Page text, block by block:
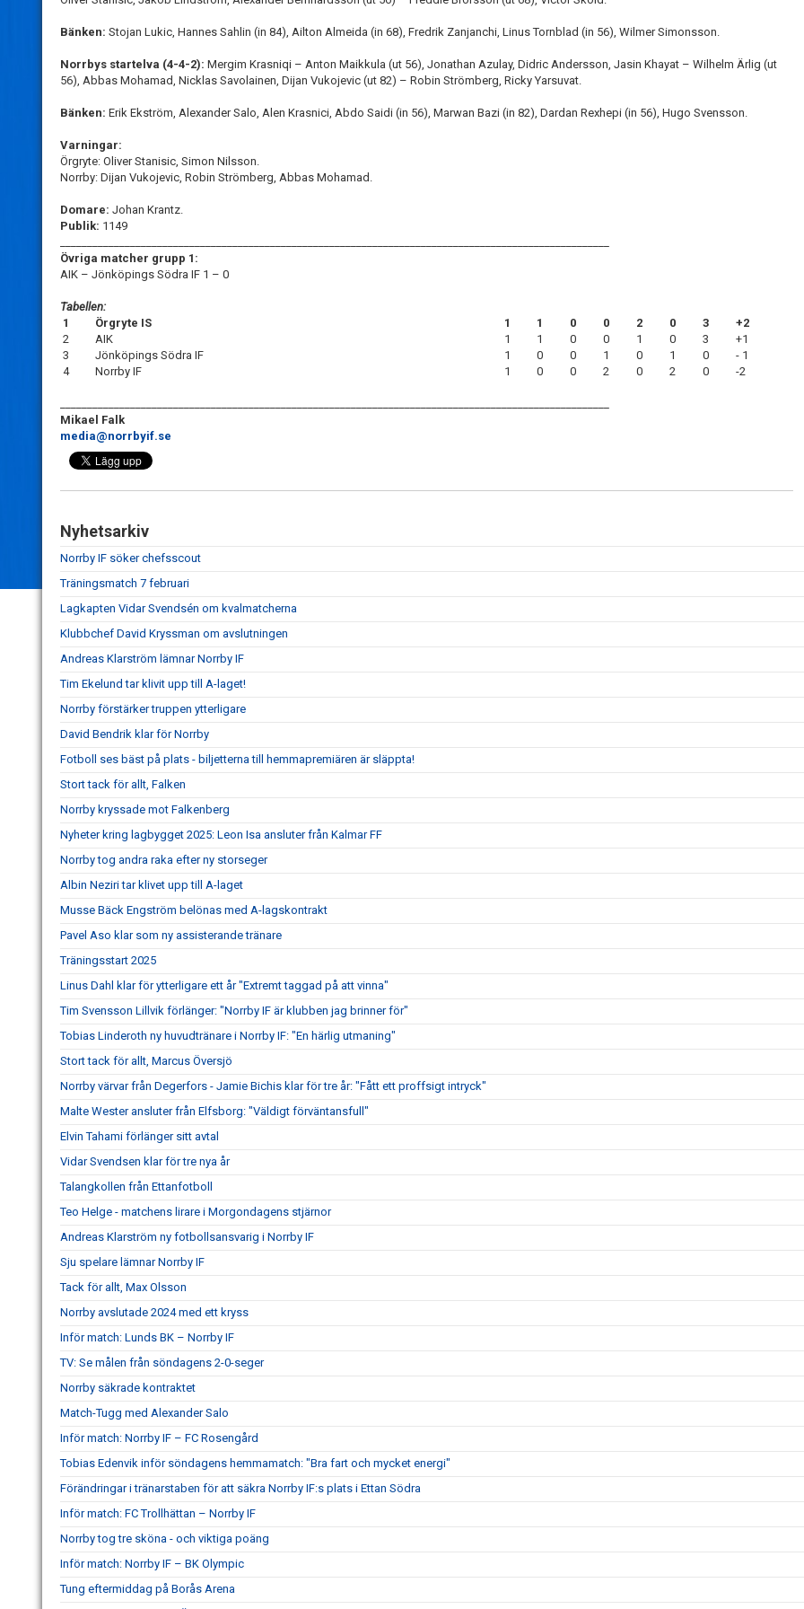
Bänken: Stojan Lukic, Hannes Sahlin (in 84), Ailton Almeida (in 68), Fredrik Zanjanchi, Linus Tornblad (in 56), Wilmer Simonsson.
Norrbys startelva (4-4-2): Mergim Krasniqi – Anton Maikkula (ut 56), Jonathan Azulay, Didric Andersson, Jasin Khayat – Wilhelm Ärlig (ut
56), Abbas Mohamad, Nicklas Savolainen, Dijan Vukojevic (ut 82) – Robin Strömberg, Ricky Yarsuvat.
Bänken: Erik Ekström, Alexander Salo, Alen Krasnici, Abdo Saidi (in 56), Marwan Bazi (in 82), Dardan Rexhepi (in 56), Hugo Svensson.
Varningar:
Örgryte: Oliver Stanisic, Simon Nilsson.
Norrby: Dijan Vukojevic, Robin Strömberg, Abbas Mohamad.
Domare: Johan Krantz.
Publik: 1149
Övriga matcher grupp 1:
AIK – Jönköpings Södra IF 1 – 0
Tabellen:
1
Örgryte IS 1 1 0 0 2 0 3
+2
2
AIK 1 1 0 0 1 0 3
+1
3
Jönköpings Södra IF 1 0 0 1 0 1 0
- 1
4
Norrby IF 1 0 0 2 0 2 0 -2
Mikael Falk
media@norrbyif.se
Nyhetsarkiv
Norrby IF söker chefsscout
Träningsmatch 7 februari
Lagkapten Vidar Svendsén om kvalmatcherna
Klubbchef David Kryssman om avslutningen
Andreas Klarström lämnar Norrby IF
Tim Ekelund tar klivit upp till A-laget!
Norrby förstärker truppen ytterligare
David Bendrik klar för Norrby
Fotboll ses bäst på plats - biljetterna till hemmapremiären är släppta!
Stort tack för allt, Falken
Norrby kryssade mot Falkenberg
Nyheter kring lagbygget 2025: Leon Isa ansluter från Kalmar FF
Norrby tog andra raka efter ny storseger
Albin Neziri tar klivet upp till A-laget
Musse Bäck Engström belönas med A-lagskontrakt
Pavel Aso klar som ny assisterande tränare
Träningsstart 2025
Linus Dahl klar för ytterligare ett år "Extremt taggad på att vinna"
Tim Svensson Lillvik förlänger: "Norrby IF är klubben jag brinner för"
Tobias Linderoth ny huvudtränare i Norrby IF: "En härlig utmaning"
Stort tack för allt, Marcus Översjö
Norrby värvar från Degerfors - Jamie Bichis klar för tre år: "Fått ett proffsigt intryck"
Malte Wester ansluter från Elfsborg: "Väldigt förväntansfull"
Elvin Tahami förlänger sitt avtal
Vidar Svendsen klar för tre nya år
Talangkollen från Ettanfotboll
Teo Helge - matchens lirare i Morgondagens stjärnor
Andreas Klarström ny fotbollsansvarig i Norrby IF
Sju spelare lämnar Norrby IF
Tack för allt, Max Olsson
Norrby avslutade 2024 med ett kryss
Inför match: Lunds BK – Norrby IF
TV: Se målen från söndagens 2-0-seger
Norrby säkrade kontraktet
Match-Tugg med Alexander Salo
Inför match: Norrby IF – FC Rosengård
Tobias Edenvik inför söndagens hemmamatch: "Bra fart och mycket energi"
Förändringar i tränarstaben för att säkra Norrby IF:s plats i Ettan Södra
Inför match: FC Trollhättan – Norrby IF
Norrby tog tre sköna - och viktiga poäng
Inför match: Norrby IF – BK Olympic
Tung eftermiddag på Borås Arena